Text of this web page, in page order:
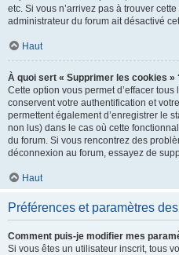
etc. Si vous n’arrivez pas à trouver
administrateur du forum ait désactivé
Haut
À quoi sert « Supprimer les cookies »
Cette option vous permet d’effacer
conservent votre authentification et
permettent également d’enregistrer le
non lus) dans le cas où cette
du forum. Si vous rencontrez des
déconnexion au forum, essayez de
Haut
Préférences et paramètres
Comment puis-je modifier mes
Si vous êtes un utilisateur inscrit, tous